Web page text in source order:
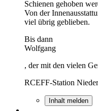
Schienen gehoben
Von der
viel übrig geblieben.
Bis dann
Wolfgang
, der mit den vielen
RCEFF-Station
Inhalt melden